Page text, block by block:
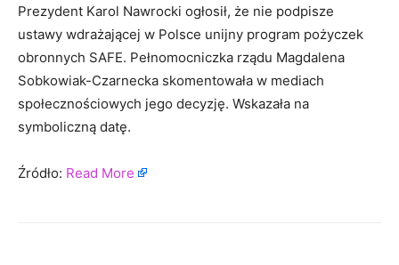
Prezydent Karol Nawrocki ogłosił, że nie podpisze
ustawy wdrażającej w Polsce unijny program pożyczek
obronnych SAFE. Pełnomocniczka rządu Magdalena
Sobkowiak-Czarnecka skomentowała w mediach
społecznościowych jego decyzję. Wskazała na
symboliczną datę.
Źródło: Read More